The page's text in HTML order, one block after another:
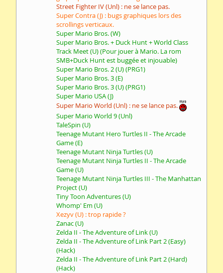
Street Fighter IV (Unl) : ne se lance pas.
Super Contra (J) : bugs graphiques lors des
scrollings verticaux.
Super Mario Bros. (W)
Super Mario Bros. + Duck Hunt + World Class
Track Meet (U) (Pour jouer à Mario. La rom
SMB+Duck Hunt est buggée et injouable)
Super Mario Bros. 2 (U) (PRG1)
Super Mario Bros. 3 (E)
Super Mario Bros. 3 (U) (PRG1)
Super Mario USA (J)
Super Mario World (Unl) : ne se lance pas.
Super Mario World 9 (Unl)
TaleSpin (U)
Teenage Mutant Hero Turtles II - The Arcade
Game (E)
Teenage Mutant Ninja Turtles (U)
Teenage Mutant Ninja Turtles II - The Arcade
Game (U)
Teenage Mutant Ninja Turtles III - The Manhattan
Project (U)
Tiny Toon Adventures (U)
Whomp' Em (U)
Xezyv (U) : trop rapide ?
Zanac (U)
Zelda II - The Adventure of Link (U)
Zelda II - The Adventure of Link Part 2 (Easy)
(Hack)
Zelda II - The Adventure of Link Part 2 (Hard)
(Hack)